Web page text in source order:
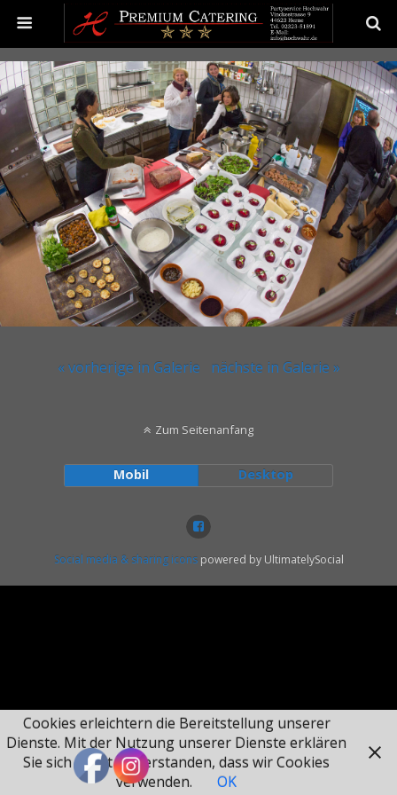
« vorherige in Galerie nächste in Galerie »
Zum Seitenanfang
Mobil Desktop
Social media & sharing icons powered by UltimatelySocial
Cookies erleichtern die Bereitstellung unserer
Dienste. Mit der Nutzung unserer Dienste erklären
Sie sich damit einverstanden, dass wir Cookies
verwenden.
OK